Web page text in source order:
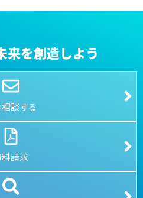
来を創造しよう
談する
請求